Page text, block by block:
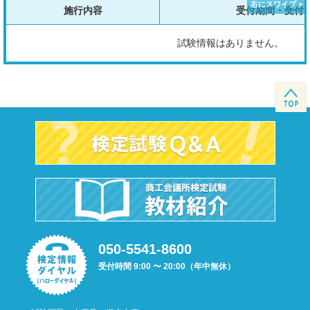
施行内容 受付期間・受付
試験情報はありません。
050-5541-8600
受付時間 9:00 〜 20:00（年中無休）